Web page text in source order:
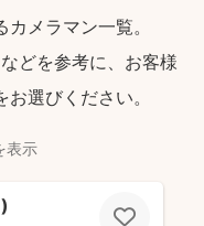
メラマン一覧。
どを参考に、お客様
選びください。
表示